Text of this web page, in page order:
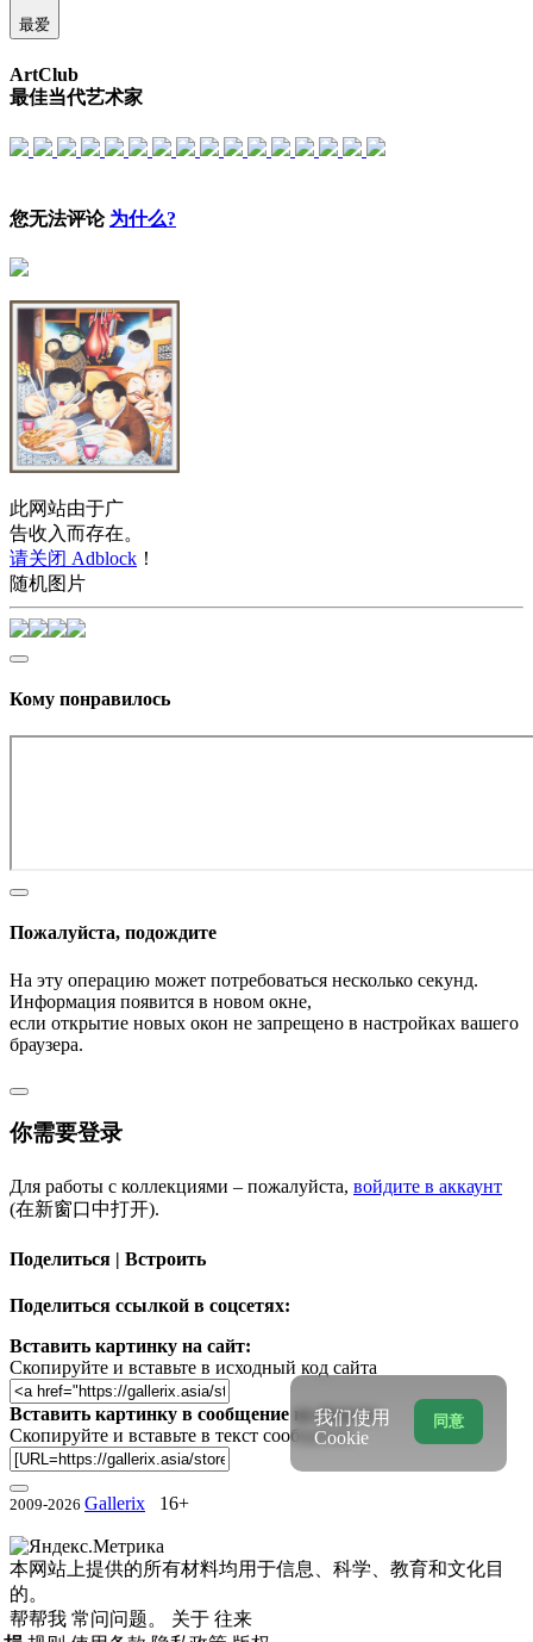
最爱
ArtClub
最佳当代艺术家
您无法评论 为什么?
此网站由于广
告收入而存在。
请关闭 Adblock ！
随机图片
Кому понравилось
Пожалуйста, подождите
На эту операцию может потребоваться несколько секунд.
Информация появится в новом окне,
если открытие новых окон не запрещено в настройках вашего
браузера.
你需要登录
Для работы с коллекциями – пожалуйста, войдите в аккаунт
(在新窗口中打开).
Поделиться | Встроить
Поделиться ссылкой в соцсетях:
Вставить картинку на сайт:
Скопируйте и вставьте в исходный код сайта
Вставить картинку в сообщение на форум:
Скопируйте и вставьте в текст сообщения
2009-2026 Gallerix 16+
本网站上提供的所有材料均用于信息、科学、教育和文化目
的。
帮帮我 常问问题。 关于 往来
同意
我们使用
Cookie